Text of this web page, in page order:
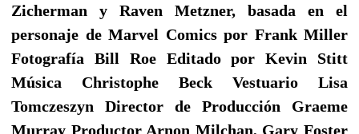
Zicherman y Raven Metzner, basada en el
personaje de Marvel Comics por Frank Miller
Fotografía Bill Roe Editado por Kevin Stitt
Música Christophe Beck Vestuario Lisa
Tomczeszyn Director de Producción Graeme
Murray Productor Arnon Milchan, Gary Foster